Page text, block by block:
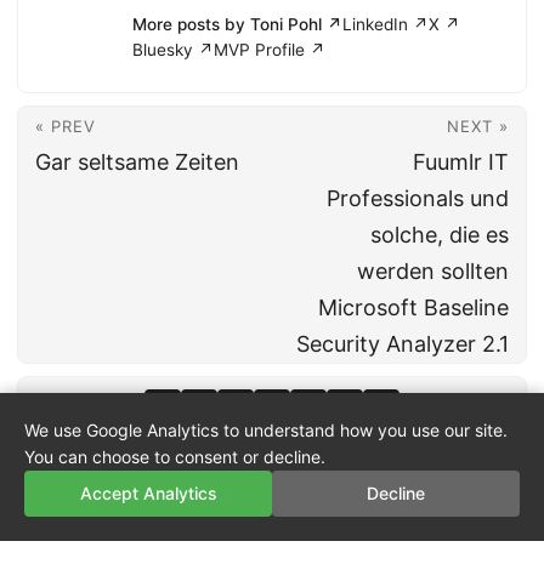
More posts by Toni Pohl ↗LinkedIn ↗X ↗
Bluesky ↗ MVP Profile ↗
« PREV
Gar seltsame Zeiten
NEXT »
Fuumlr IT
Professionals und
solche, die es
werden sollten
Microsoft Baseline
Security Analyzer 2.1
© 2026atwork·About·Imprint·Privacy·Powered byHugo&PaperMod
We use Google Analytics to understand how you use our site.
You can choose to consent or decline.
Accept Analytics
Decline